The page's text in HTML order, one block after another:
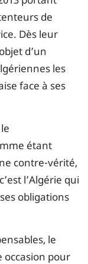
de
Dès leur
d’un
les
face à ses
étant
contre-vérité,
l’Algérie qui
obligations
le
occasion pour